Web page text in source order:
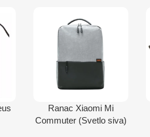
Ranac Xiaomi Mi
Commuter (Svetlo siva)